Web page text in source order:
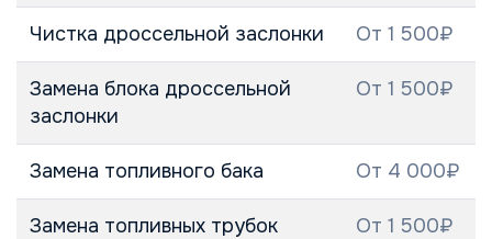
Чистка дроссельной заслонки От 1 500₽
Замена блока дроссельной
заслонки
От 1 500₽
Замена топливного бака От 4 000₽
Замена топливных трубок От 1 500₽